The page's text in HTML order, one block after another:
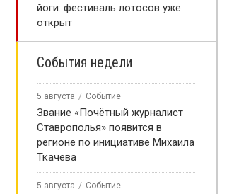
йоги: фестиваль лотосов уже
открыт
События недели
5 августа Событие
Звание «Почётный журналист
Ставрополья» появится в
регионе по инициативе Михаила
Ткачева
5 августа Событие